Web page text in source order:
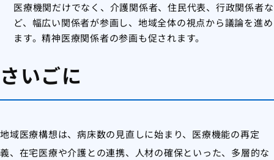
医療機関だけでなく、介護関係者、住民代表、行政関係者な
ど、幅広い関係者が参画し、地域全体の視点から議論を進め
ます。精神医療関係者の参画も促されます。
さいごに
地域医療構想は、病床数の見直しに始まり、医療機能の再定
義、在宅医療や介護との連携、人材の確保といった、多層的な